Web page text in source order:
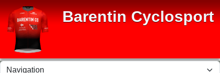
Barentin Cyclosport
Panneau de gestion des cookies